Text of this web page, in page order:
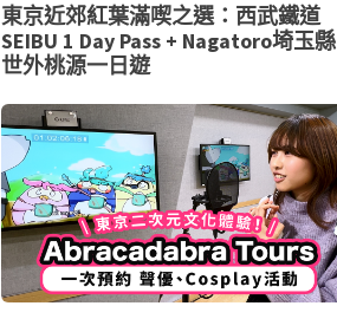
東京近郊紅葉滿喫之選：西武鐵道
SEIBU 1 Day Pass + Nagatoro埼玉縣
世外桃源一日遊